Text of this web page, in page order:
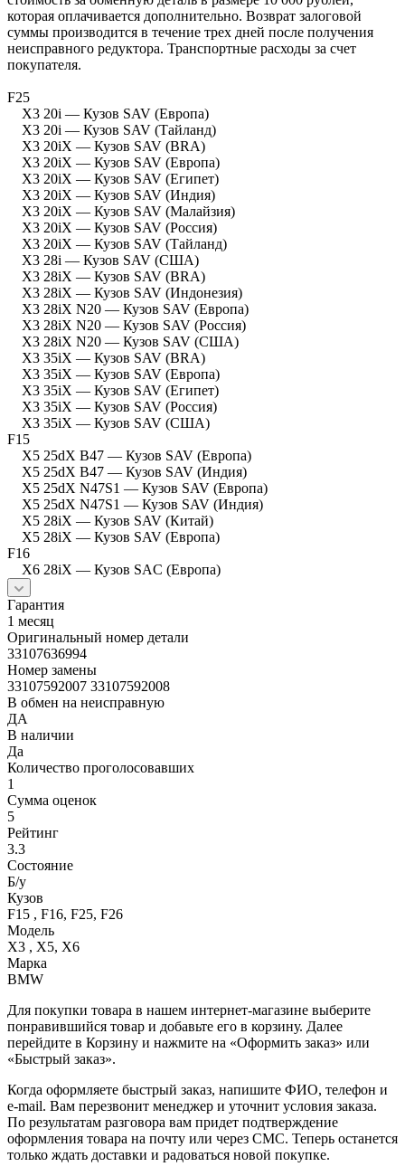
которая оплачивается дополнительно. Возврат залоговой
суммы производится в течение трех дней после получения
неисправного редуктора. Транспортные расходы за счет
покупателя.
F25
X3 20i — Кузов SAV (Европа)
X3 20i — Кузов SAV (Тайланд)
X3 20iX — Кузов SAV (BRA)
X3 20iX — Кузов SAV (Европа)
X3 20iX — Кузов SAV (Египет)
X3 20iX — Кузов SAV (Индия)
X3 20iX — Кузов SAV (Малайзия)
X3 20iX — Кузов SAV (Россия)
X3 20iX — Кузов SAV (Тайланд)
X3 28i — Кузов SAV (США)
X3 28iX — Кузов SAV (BRA)
X3 28iX — Кузов SAV (Индонезия)
X3 28iX N20 — Кузов SAV (Европа)
X3 28iX N20 — Кузов SAV (Россия)
X3 28iX N20 — Кузов SAV (США)
X3 35iX — Кузов SAV (BRA)
X3 35iX — Кузов SAV (Европа)
X3 35iX — Кузов SAV (Египет)
X3 35iX — Кузов SAV (Россия)
X3 35iX — Кузов SAV (США)
F15
X5 25dX B47 — Кузов SAV (Европа)
X5 25dX B47 — Кузов SAV (Индия)
X5 25dX N47S1 — Кузов SAV (Европа)
X5 25dX N47S1 — Кузов SAV (Индия)
X5 28iX — Кузов SAV (Китай)
X5 28iX — Кузов SAV (Европа)
F16
X6 28iX — Кузов SAC (Европа)
Гарантия
1 месяц
Оригинальный номер детали
33107636994
Номер замены
33107592007 33107592008
В обмен на неисправную
ДА
В наличии
Да
Количество проголосовавших
1
Сумма оценок
5
Рейтинг
3.3
Состояние
Б/y
Кузов
F15 , F16, F25, F26
Модель
X3 , X5, X6
Марка
BMW
Для покупки товара в нашем интернет-магазине выберите
понравившийся товар и добавьте его в корзину. Далее
перейдите в Корзину и нажмите на «Оформить заказ» или
«Быстрый заказ».
Когда оформляете быстрый заказ, напишите ФИО, телефон и
e-mail. Вам перезвонит менеджер и уточнит условия заказа.
По результатам разговора вам придет подтверждение
оформления товара на почту или через СМС. Теперь останется
только ждать доставки и радоваться новой покупке.